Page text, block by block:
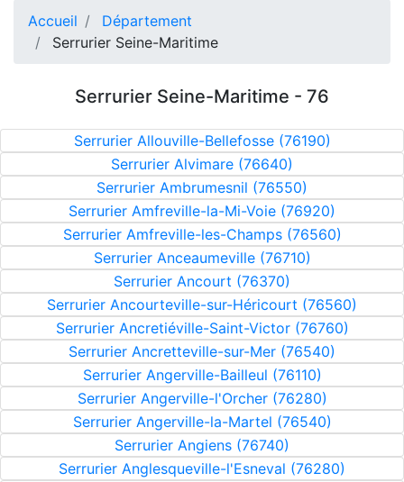
Accueil
Département
Serrurier Seine-Maritime
Serrurier Seine-Maritime - 76
Serrurier Allouville-Bellefosse (76190)
Serrurier Alvimare (76640)
Serrurier Ambrumesnil (76550)
Serrurier Amfreville-la-Mi-Voie (76920)
Serrurier Amfreville-les-Champs (76560)
Serrurier Anceaumeville (76710)
Serrurier Ancourt (76370)
Serrurier Ancourteville-sur-Héricourt (76560)
Serrurier Ancretiéville-Saint-Victor (76760)
Serrurier Ancretteville-sur-Mer (76540)
Serrurier Angerville-Bailleul (76110)
Serrurier Angerville-l'Orcher (76280)
Serrurier Angerville-la-Martel (76540)
Serrurier Angiens (76740)
Serrurier Anglesqueville-l'Esneval (76280)